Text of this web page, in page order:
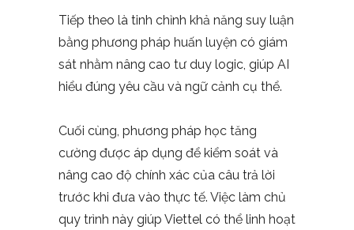
Tiếp theo là tinh chỉnh khả năng suy luận
bằng phương pháp huấn luyện có giám
sát nhằm nâng cao tư duy logic, giúp AI
hiểu đúng yêu cầu và ngữ cảnh cụ thể.
Cuối cùng, phương pháp học tăng
cường được áp dụng để kiểm soát và
nâng cao độ chính xác của câu trả lời
trước khi đưa vào thực tế. Việc làm chủ
quy trình này giúp Viettel có thể linh hoạt